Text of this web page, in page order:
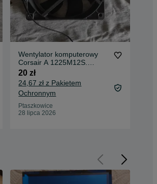
Wentylator komputerowy
Corsair A 1225M12S.
120x120
20 zł
24,67 zł z Pakietem
Ochronnym
Ptaszkowice
28 lipca 2026